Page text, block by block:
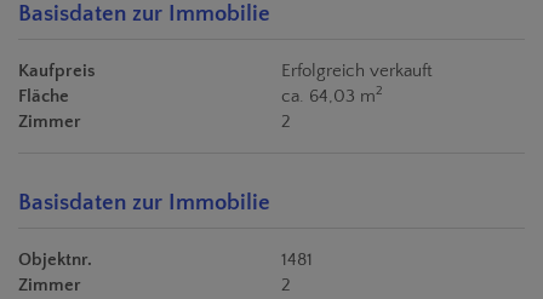
Basisdaten zur Immobilie
Kaufpreis
Erfolgreich verkauft
Fläche
ca. 64,03 m2
Zimmer 2
Basisdaten zur Immobilie
Objektnr.
1481
Zimmer
2